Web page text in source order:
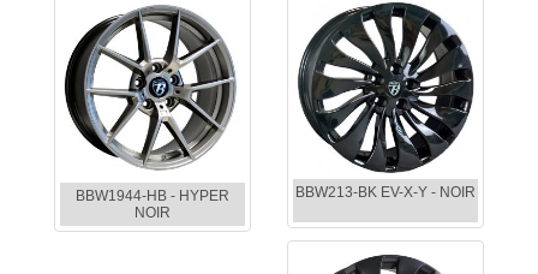
BBW1944-HB - HYPER
NOIR
BBW213-BK EV-X-Y - NOIR